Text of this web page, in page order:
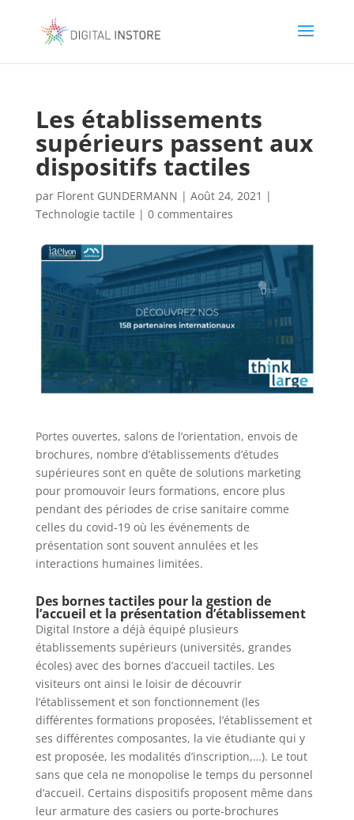
Les établissements
supérieurs passent aux
dispositifs tactiles
par Florent GUNDERMANN | Août 24, 2021 |
Technologie tactile | 0 commentaires
Portes ouvertes, salons de l’orientation, envois de
brochures, nombre d’établissements d’études
supérieures sont en quête de solutions marketing
pour promouvoir leurs formations, encore plus
pendant des périodes de crise sanitaire comme
celles du covid-19 où les événements de
présentation sont souvent annulées et les
interactions humaines limitées.
Des bornes tactiles pour la gestion de
l’accueil et la présentation d’établissement
Digital Instore a déjà équipé plusieurs
établissements supérieurs (universités, grandes
écoles) avec des bornes d’accueil tactiles. Les
visiteurs ont ainsi le loisir de découvrir
l’établissement et son fonctionnement (les
différentes formations proposées, l’établissement et
ses différentes composantes, la vie étudiante qui y
est proposée, les modalités d’inscription,…). Le tout
sans que cela ne monopolise le temps du personnel
d’accueil. Certains dispositifs proposent même dans
leur armature des casiers ou porte-brochures